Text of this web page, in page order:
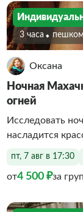
3 часа Пешком
Оксана
Ночная
огней
Исследовать
насладится
пт, 7 авг в 17:30
от4 500 ₽за